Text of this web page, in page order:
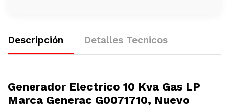
Descripción Detalles Tecnicos
Generador Electrico 10 Kva Gas LP
Marca Generac G0071710, Nuevo